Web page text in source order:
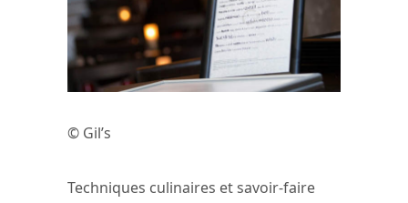
© Gil’s
Techniques culinaires et savoir-faire